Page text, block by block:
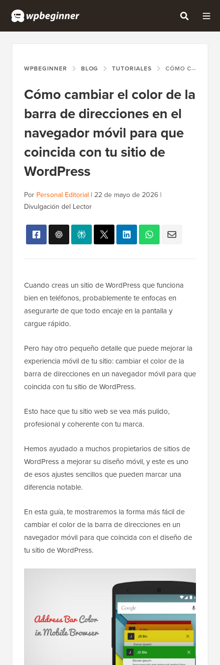
WPBEGINNER BLOG TUTORIALES CÓMO CAMBIAR EL COLOR DE LA BARRA DE DIRECCIONES EN EL NAVEGADOR MÓVIL PARA QUE COINCIDA CON TU SITIO DE WORDPRESS
Cómo cambiar el color de la
barra de direcciones en el
navegador móvil para que
coincida con tu sitio de
WordPress
Por Personal Editorial | 22 de mayo de 2026 |
Divulgación del Lector
Cuando creas un sitio de WordPress que funciona
bien en teléfonos, probablemente te enfocas en
asegurarte de que todo encaje en la pantalla y
cargue rápido.
Pero hay otro pequeño detalle que puede mejorar la
experiencia móvil de tu sitio: cambiar el color de la
barra de direcciones en un navegador móvil para que
coincida con tu sitio de WordPress.
Esto hace que tu sitio web se vea más pulido,
profesional y coherente con tu marca.
Hemos ayudado a muchos propietarios de sitios de
WordPress a mejorar su diseño móvil, y este es uno
de esos ajustes sencillos que pueden marcar una
diferencia notable.
En esta guía, te mostraremos la forma más fácil de
cambiar el color de la barra de direcciones en un
navegador móvil para que coincida con el diseño de
tu sitio de WordPress.